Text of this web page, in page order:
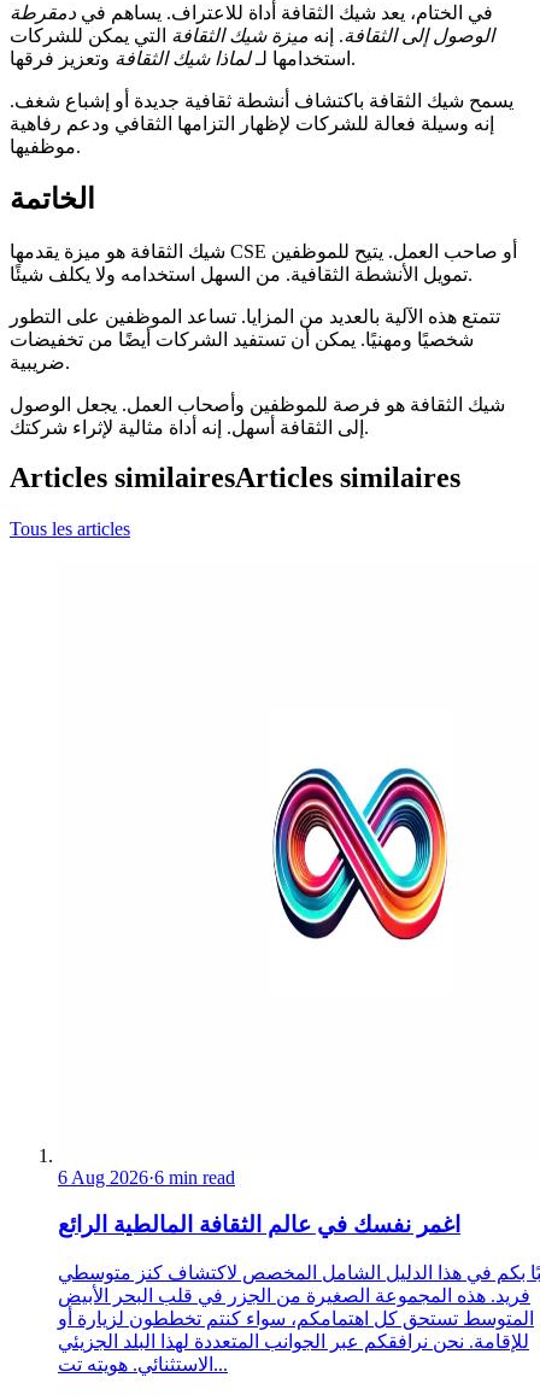
في الختام، يعد شيك الثقافة أداة للاعتراف. يساهم في دمقرطة
الوصول إلى الثقافة. إنه ميزة شيك الثقافة التي يمكن للشركات
استخدامها لـلماذا شيك الثقافة وتعزيز فرقها.
يسمح شيك الثقافة باكتشاف أنشطة ثقافية جديدة أو إشباع شغف.
إنه وسيلة فعالة للشركات لإظهار التزامها الثقافي ودعم رفاهية
موظفيها.
الخاتمة
شيك الثقافة هو ميزة يقدمها CSE أو صاحب العمل. يتيح للموظفين
تمويل الأنشطة الثقافية. من السهل استخدامه ولا يكلف شيئًا.
تتمتع هذه الآلية بالعديد من المزايا. تساعد الموظفين على التطور
شخصيًا ومهنيًا. يمكن أن تستفيد الشركات أيضًا من تخفيضات
ضريبية.
شيك الثقافة هو فرصة للموظفين وأصحاب العمل. يجعل الوصول
إلى الثقافة أسهل. إنه أداة مثالية لإثراء شركتك.
Articles similairesArticles similaires
Tous les articles
6 Aug 2026·6 min read
اغمر نفسك في عالم الثقافة المالطية الرائع
بكم في هذا الدليل الشامل المخصص لاكتشاف كنز متوسطي
فريد. هذه المجموعة الصغيرة من الجزر في قلب البحر الأبيض
المتوسط تستحق كل اهتمامكم، سواء كنتم تخططون لزيارة أو
للإقامة. نحن نرافقكم عبر الجوانب المتعددة لهذا البلد الجزيئي
الاستثنائي. هويته تت...